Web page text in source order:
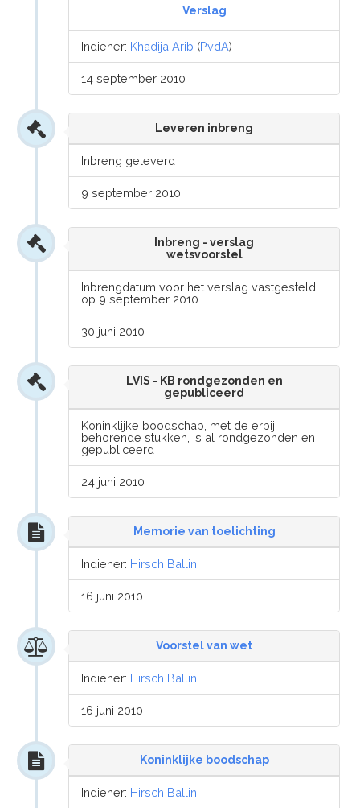
Verslag
Indiener: Khadija Arib (PvdA)
14 september 2010
Leveren inbreng
Inbreng geleverd
9 september 2010
Inbreng - verslag
wetsvoorstel
Inbrengdatum voor het verslag vastgesteld
op 9 september 2010.
30 juni 2010
LVIS - KB rondgezonden en
gepubliceerd
Koninklijke boodschap, met de erbij
behorende stukken, is al rondgezonden en
gepubliceerd
24 juni 2010
Memorie van toelichting
Indiener: Hirsch Ballin
16 juni 2010
Voorstel van wet
Indiener: Hirsch Ballin
16 juni 2010
Koninklijke boodschap
Indiener: Hirsch Ballin